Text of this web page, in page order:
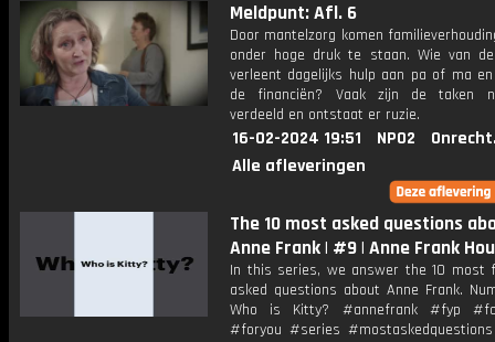
Meldpunt: Afl. 6
Door mantelzorg komen
onder hoge druk te staan. Wie van
verleent dagelijks hulp aan pa of ma
de financiën? Vaak zijn de taken
verdeeld en ontstaat er ruzie.
16-02-2024 19:51 NPO2
Alle afleveringen
The 10 most asked questions
Anne Frank | #9 | Anne Frank
In this series, we answer the 10 most
asked questions about Anne Frank.
Who is Kitty? #annefrank #fyp
#foryou #series